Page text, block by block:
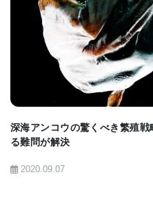
されました。
本研究は、 「一律の治
とりの免疫システムに応
を可能にする」 という大
す。感染症、自己免疫疾
患に至るまで、この研究
適切に制御する」 とい
深海アンコウの驚くべき繁殖
る難問が解決
2020.09.07